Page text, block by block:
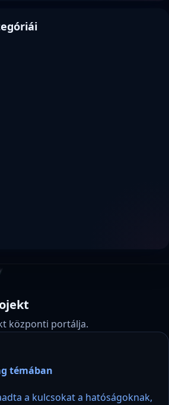
központi portálja.
témában
a kulcsokat a hatóságoknak,